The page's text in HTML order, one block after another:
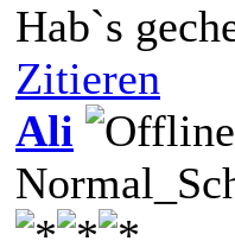
Hab`s
Zitieren
Ali